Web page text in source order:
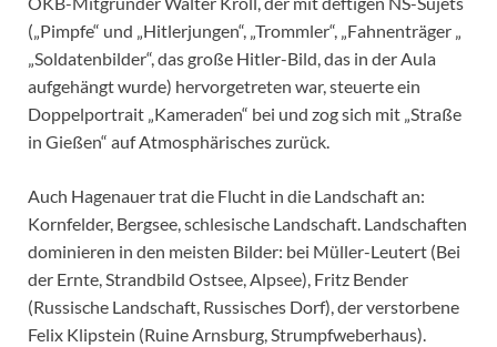
(„Pimpfe“ und „Hitlerjungen“, „Trommler“, „Fahnenträger „
„Soldatenbilder“, das große Hitler-Bild, das in der Aula
aufgehängt wurde) hervorgetreten war, steuerte ein
Doppelportrait „Kameraden“ bei und zog sich mit „Straße
in Gießen“ auf Atmosphärisches zurück.
Auch Hagenauer trat die Flucht in die Landschaft an:
Kornfelder, Bergsee, schlesische Landschaft. Landschaften
dominieren in den meisten Bilder: bei Müller-Leutert (Bei
der Ernte, Strandbild Ostsee, Alpsee), Fritz Bender
(Russische Landschaft, Russisches Dorf), der verstorbene
Felix Klipstein (Ruine Arnsburg, Strumpfweberhaus).